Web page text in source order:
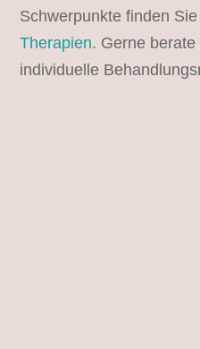
Schwerpunkte finden
Therapien. Gerne
individuelle